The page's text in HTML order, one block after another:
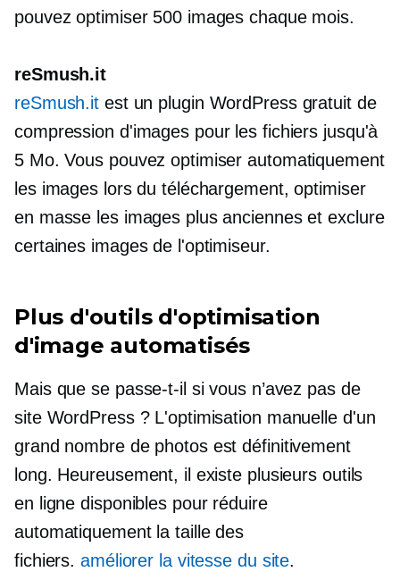
pouvez optimiser 500 images chaque mois.
reSmush.it
reSmush.it est un plugin WordPress gratuit de
compression d'images pour les fichiers jusqu'à
5 Mo. Vous pouvez optimiser automatiquement
les images lors du téléchargement, optimiser
en masse les images plus anciennes et exclure
certaines images de l'optimiseur.
Plus d'outils d'optimisation
d'image automatisés
Mais que se passe-t-il si vous n’avez pas de
site WordPress ? L'optimisation manuelle d'un
grand nombre de photos est définitivement
long. Heureusement, il existe plusieurs outils
en ligne disponibles pour réduire
automatiquement la taille des
fichiers.améliorer la vitesse du site.